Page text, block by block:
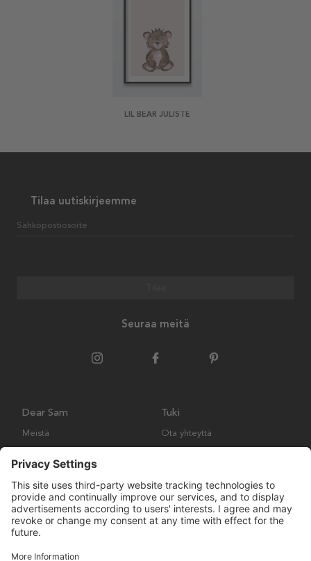
LIL BEAR JULISTE
Tilaa uutiskirjeemme
Sähköpostiosoite
Seuraa meitä
Dear Sam
Meistä
Tuki
Ota yhteyttä
Palautukset ja vaatimukset